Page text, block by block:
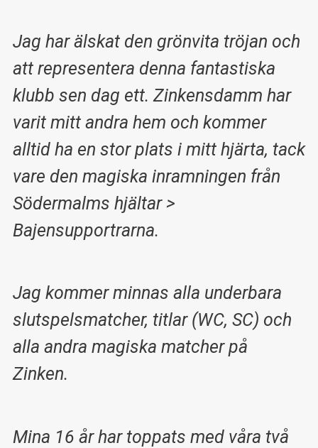
Jag har älskat den grönvita tröjan och
att representera denna fantastiska
klubb sen dag ett. Zinkensdamm har
varit mitt andra hem och kommer
alltid ha en stor plats i mitt hjärta, tack
vare den magiska inramningen från
Södermalms hjältar >
Bajensupportrarna.
Jag kommer minnas alla underbara
slutspelsmatcher, titlar (WC, SC) och
alla andra magiska matcher på
Zinken.
Mina 16 år har toppats med våra två